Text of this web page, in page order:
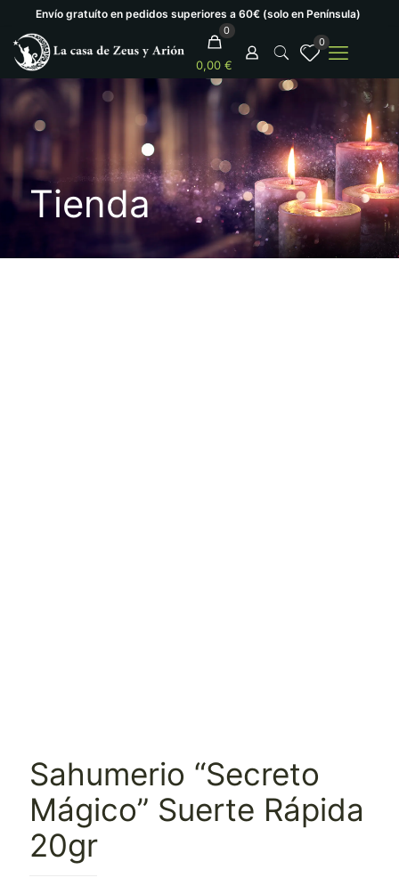
Envío gratuíto en pedidos superiores a 60€ (solo en Península)
0
0,00 €
0
Tienda
Sahumerio “Secreto
Mágico” Suerte Rápida
20gr